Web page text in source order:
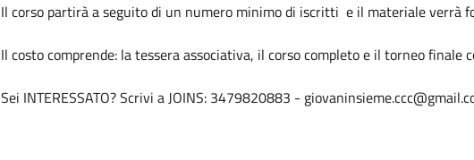
Il corso partirà a seguito di un numero minimo di iscritti e il materiale verrà
Il costo comprende: la tessera associativa, il corso completo e il torneo finale
Sei INTERESSATO? Scrivi a JOINS: 3479820883 -